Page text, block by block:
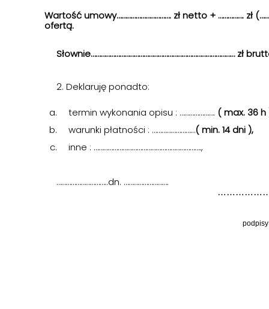
Wartość umowy……………………………. zł netto + ……………. zł
ofertą.
Słownie……………………………………………………………………………… zł
2. Deklaruję ponadto:
termin wykonania opisu : …………………. ( max. 36 h
warunki płatności : ………………………( min. 14 dni ),
inne : ………………………………………………………….,
…………………………..dn. ……………………….